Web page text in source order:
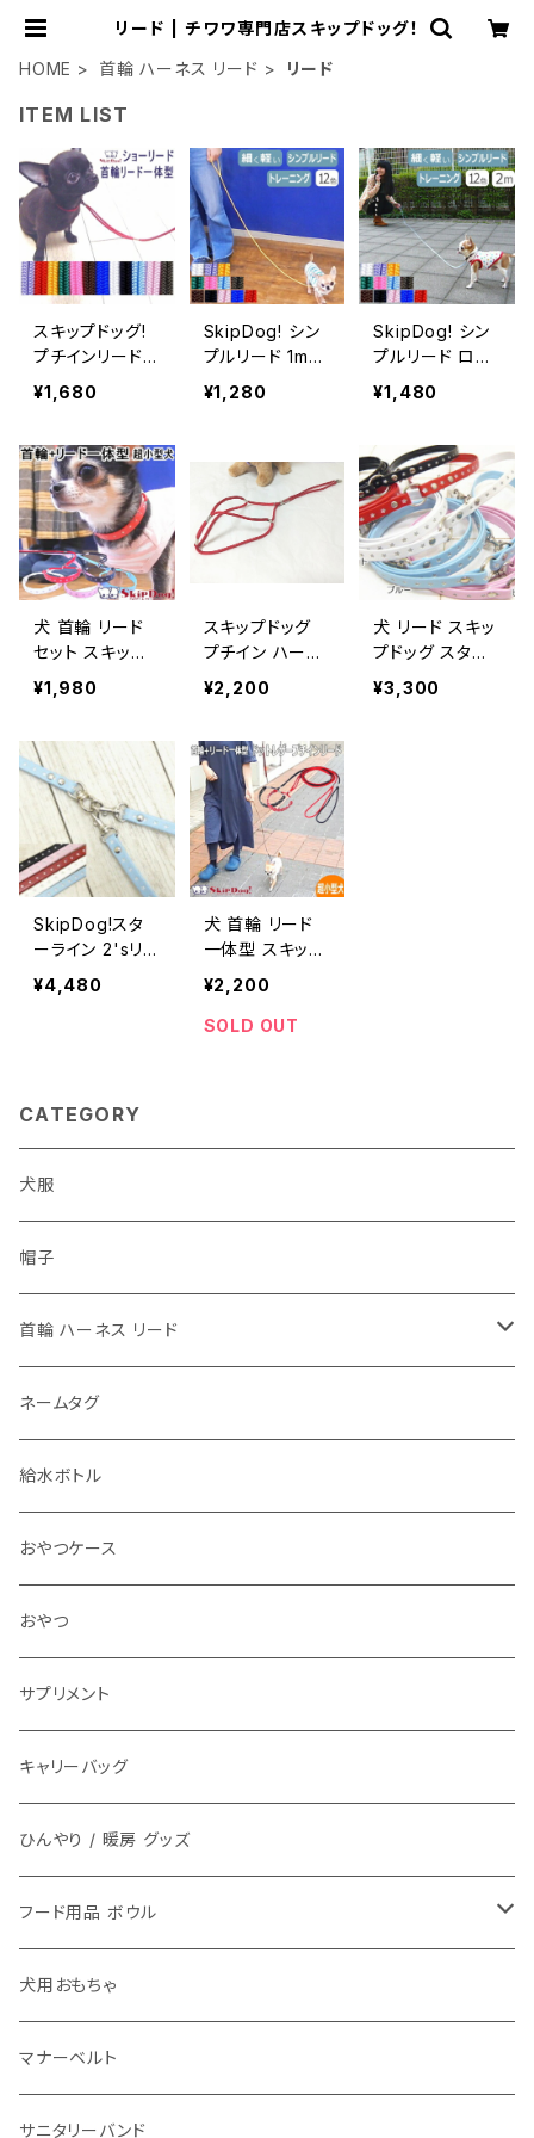
リード | チワワ専門店スキップドッグ！
HOME
首輪 ハーネス リード リード
ITEM LIST
スキップドッグ!
プチインリード
犬 首輪 リード
一体型 ショーリ
型犬 子犬 チワ
ワ 初めて ナイ
ロン 可愛い 軽
量 紐 ロープ カ
ラフル 細い 練
習 しつけ トレー
ニング 散歩 日
本
¥1,680
SkipDog! シン
プルリード 1m
チワワ 小型犬
犬 ペット パピー
ナイロン ドッグ
トレーナー ハン
ドラー しつけ 小
さい 軽い 軽量
トレーニング 練
ラフル かわいい
散歩
¥1,280
SkipDog! シン
プルリード ロン
グ 2m チワワ 小
型犬 犬 ペット
ングリード ショ
ーリード 首輪 リ
ード ナイロン し
つけ 小さい 軽
い 軽量 トレーニ
ング ドッグトレ
ーナー 練習 お
出かけ カラフル
かわいい 散歩
¥1,480
犬 首輪 リード
セット スキップ
ドッグ スターラ
イン プチインリ
犬 超小型犬 子
犬 チワワ ショー
リード 一体型
初めて おしゃれ
ナイロン 可愛い
軽量 ロープ 紐
室内 多頭飼い
パラコード カラ
フル 細い 練習
しつけ トレーニ
¥1,980
スキップドッグ
プチイン ハーネ
スリード Pサイ
ズ 紐ハーネス
ナイロン 簡易
ひもハーネス
¥2,200
犬 リード スキッ
プドッグ スター
ライン リード チ
ワワ 小型犬 子
¥3,300
SkipDog!スタ
ーライン 2'sリ
ード チワワ 小型
犬 犬 ペット パ
頭引き トレーニ
ング 練習 散歩
¥4,480
犬 首輪 リード
一体型 スキップ
ドッグ ドット レ
ザー プチインリ
ード チワワ 小型
い 首輪リード 細
い 軽い 軽量 ト
ズ 犬用品
¥2,200
SOLD OUT
CATEGORY
犬服
帽子
首輪 ハーネス リード
首輪
ハーネス 胴輪
リード
アクセサリ チョーカー
ネームタグ
給水ボトル
おやつケース
おやつ
サプリメント
キャリーバッグ
ひんやり / 暖房 グッズ
フード用品 ボウル
フードボウル
犬用おもちゃ
マナーベルト
サニタリーバンド